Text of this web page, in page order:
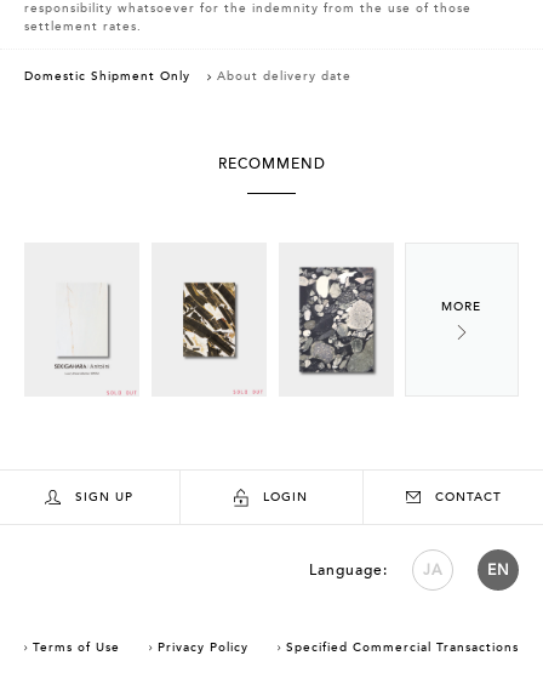
responsibility whatsoever for the indemnity from the use of those
settlement rates.
Domestic Shipment Only About delivery date
RECOMMEND
SIGN UP LOGIN CONTACT
Language: JA EN
Terms of Use Privacy Policy Specified Commercial Transactions